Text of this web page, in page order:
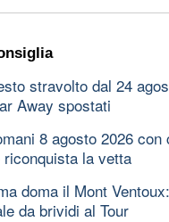
stravolto dal 24
Away spostati
8 agosto 2026 con
la vetta
doma il Mont
da brividi al Tour